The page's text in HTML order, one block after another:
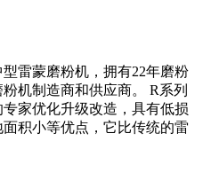
雷蒙磨粉机，拥有22年磨粉
机制造商和供应商。 R系列
家优化升级改造，具有低损
积小等优点，它比传统的雷